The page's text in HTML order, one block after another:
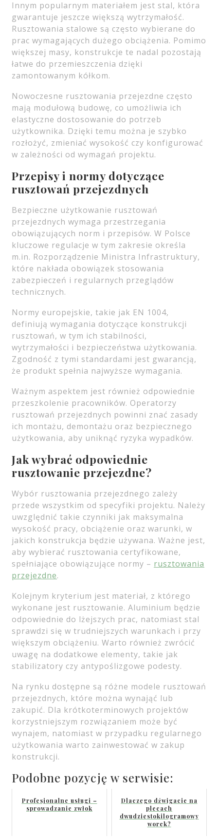
Innym popularnym materiałem jest stal, która
gwarantuje jeszcze większą wytrzymałość.
Rusztowania stalowe są często wybierane do
prac wymagających dużego obciążenia. Pomimo
większej masy, konstrukcje te nadal pozostają
łatwe do przemieszczenia dzięki
zamontowanym kółkom.
Nowoczesne rusztowania przejezdne często
mają modułową budowę, co umożliwia ich
elastyczne dostosowanie do potrzeb
użytkownika. Dzięki temu można je szybko
rozłożyć, zmieniać wysokość czy konfigurować
w zależności od wymagań projektu.
Przepisy i normy dotyczące
rusztowań przejezdnych
Bezpieczne użytkowanie rusztowań
przejezdnych wymaga przestrzegania
obowiązujących norm i przepisów. W Polsce
kluczowe regulacje w tym zakresie określa
m.in. Rozporządzenie Ministra Infrastruktury,
które nakłada obowiązek stosowania
zabezpieczeń i regularnych przeglądów
technicznych.
Normy europejskie, takie jak EN 1004,
definiują wymagania dotyczące konstrukcji
rusztowań, w tym ich stabilności,
wytrzymałości i bezpieczeństwa użytkowania.
Zgodność z tymi standardami jest gwarancją,
że produkt spełnia najwyższe wymagania.
Ważnym aspektem jest również odpowiednie
przeszkolenie pracowników. Operatorzy
rusztowań przejezdnych powinni znać zasady
ich montażu, demontażu oraz bezpiecznego
użytkowania, aby uniknąć ryzyka wypadków.
Jak wybrać odpowiednie
rusztowanie przejezdne?
Wybór rusztowania przejezdnego zależy
przede wszystkim od specyfiki projektu. Należy
uwzględnić takie czynniki jak maksymalna
wysokość pracy, obciążenie oraz warunki, w
jakich konstrukcja będzie używana. Ważne jest,
aby wybierać rusztowania certyfikowane,
spełniające obowiązujące normy – rusztowania
przejezdne.
Kolejnym kryterium jest materiał, z którego
wykonane jest rusztowanie. Aluminium będzie
odpowiednie do lżejszych prac, natomiast stal
sprawdzi się w trudniejszych warunkach i przy
większym obciążeniu. Warto również zwrócić
uwagę na dodatkowe elementy, takie jak
stabilizatory czy antypoślizgowe podesty.
Na rynku dostępne są różne modele rusztowań
przejezdnych, które można wynająć lub
zakupić. Dla krótkoterminowych projektów
korzystniejszym rozwiązaniem może być
wynajem, natomiast w przypadku regularnego
użytkowania warto zainwestować w zakup
konstrukcji.
Podobne pozycję w serwisie:
Profesjonalne usługi –
sprowadzanie zwłok
Dlaczego dźwigacie na
plecach
dwudziestokilogramowy
worek?